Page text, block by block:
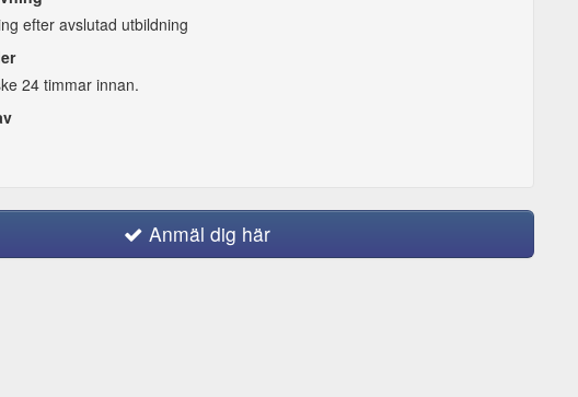
efter avslutad utbildning
24 timmar innan.
Anmäl dig här